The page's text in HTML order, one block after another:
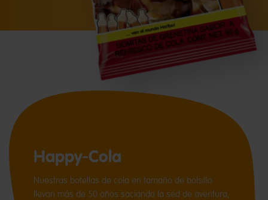
Happy-Cola
Nuestras botellas de cola en tamaño de bolsillo
llevan más de 50 años saciando la sed de aventura,